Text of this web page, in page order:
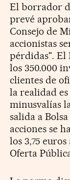
El borrador
prevé
Consejo de
accionistas
pérdidas". El
los 350.000
clientes de
la realidad
minusvalías
salida a
acciones se
los 3,75
Oferta